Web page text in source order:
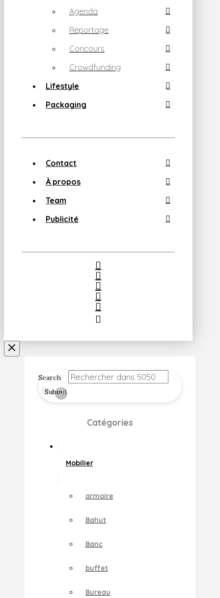
Agenda
Reportage
Concours
Crowdfunding
Lifestyle
Packaging
Contact
À propos
Team
Publicité
Search
Submit
Clear
Catégories
Mobilier
armoire
Bahut
Banc
buffet
Bureau